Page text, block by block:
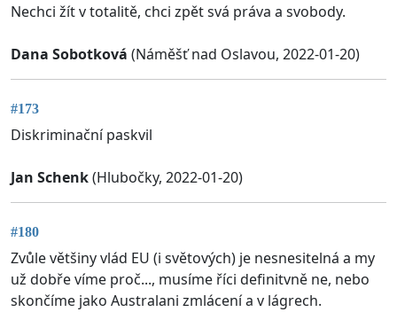
Nechci žít v totalitě, chci zpět svá práva a svobody.
Dana Sobotková (Náměšť nad Oslavou, 2022-01-20)
#173
Diskriminační paskvil
Jan Schenk(Hlubočky, 2022-01-20)
#180
Zvůle většiny vlád EU (i světových) je nesnesitelná a my
už dobře víme proč..., musíme říci definitvně ne, nebo
skončíme jako Australani zmlácení a v lágrech.